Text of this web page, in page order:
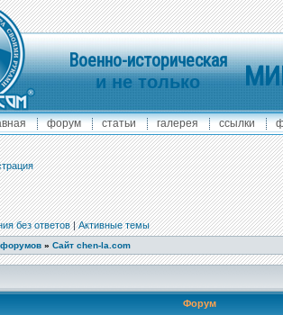
Военно-историческая
и не только
форум статьи галерея ссылки
без ответов|Активные темы
» Сайт chen-la.com
Форум